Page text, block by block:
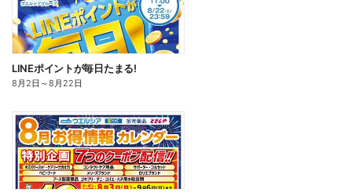
LINEポイントが毎日たまる!
8月2日 ～8月22日